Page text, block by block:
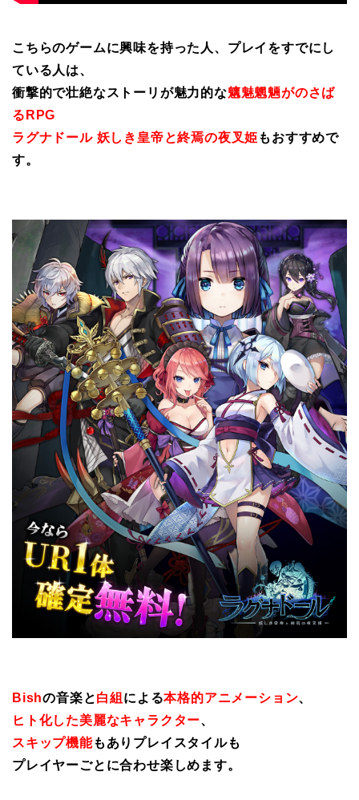
こちらのゲームに興味を持った人、プレイをすでにし
ている人は、
衝撃的で壮絶なストーリが魅力的な魑魅魍魎がのさば
るRPG
ラグナドール 妖しき皇帝と終焉の夜叉姫 もおすすめで
す。
Bishの音楽と白組 による本格的アニメーション、
ヒト化した美麗なキャラクター、
スキップ機能もありプレイスタイルも
プレイヤーごとに合わせ楽しめます。